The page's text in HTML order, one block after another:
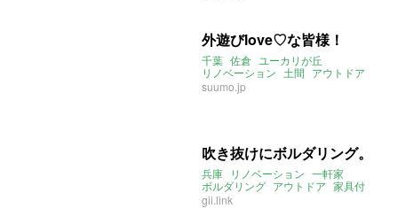
外遊びlove♡な皆様！
千葉 佐倉 ユーカリが丘
リノベーション 土間 アウトドア
suumo.jp
吹き抜けにボルダリング。
兵庫 リノベーション 一軒家
ボルダリング アウトドア 家具付
gii.link